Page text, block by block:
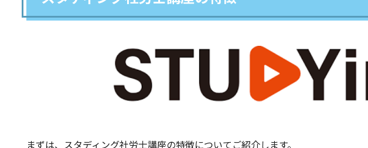
まずは、スタディング社労士講座の特徴についてご紹介します。